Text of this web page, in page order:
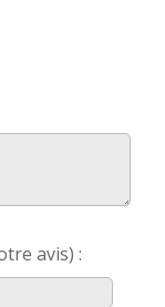
avis) :